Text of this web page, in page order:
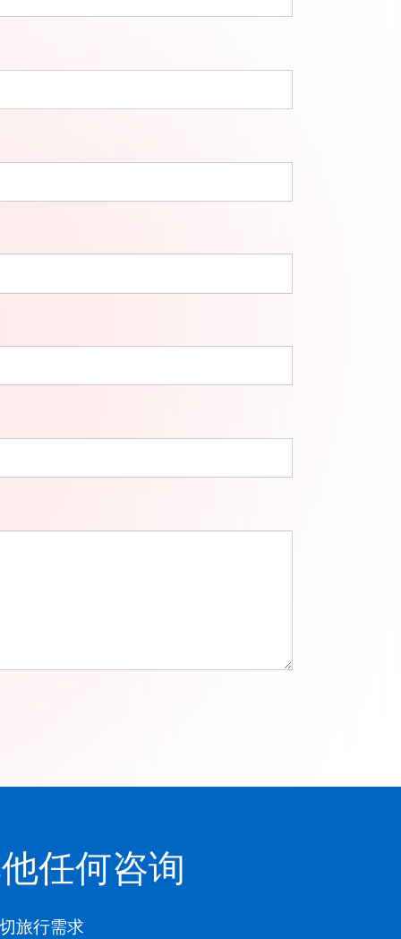
任何咨询
旅行需求